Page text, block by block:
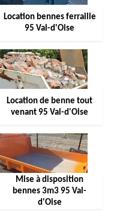
Location bennes ferraille
95 Val-d'Oise
Location de benne tout
venant 95 Val-d'Oise
Mise à disposition
bennes 3m3 95 Val-
d'Oise